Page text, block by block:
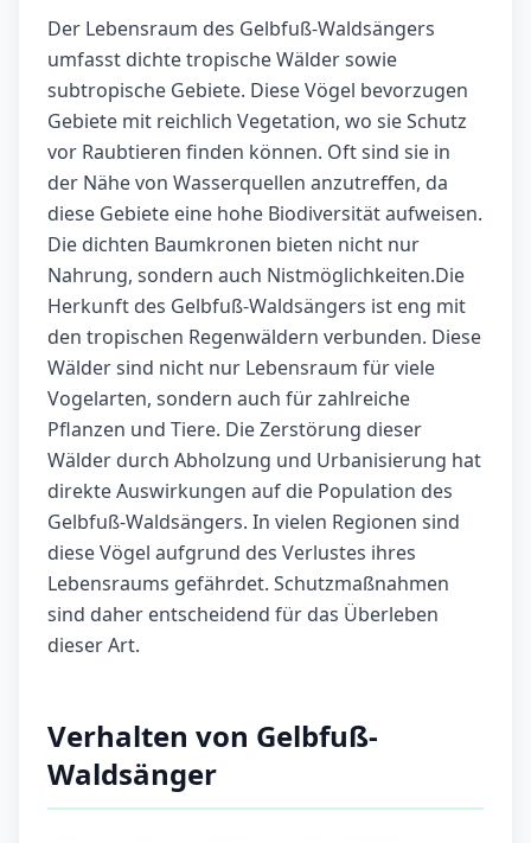
Der Lebensraum des Gelbfuß-Waldsängers
umfasst dichte tropische Wälder sowie
subtropische Gebiete. Diese Vögel bevorzugen
Gebiete mit reichlich Vegetation, wo sie Schutz
vor Raubtieren finden können. Oft sind sie in
der Nähe von Wasserquellen anzutreffen, da
diese Gebiete eine hohe Biodiversität aufweisen.
Die dichten Baumkronen bieten nicht nur
Nahrung, sondern auch Nistmöglichkeiten.Die
Herkunft des Gelbfuß-Waldsängers ist eng mit
den tropischen Regenwäldern verbunden. Diese
Wälder sind nicht nur Lebensraum für viele
Vogelarten, sondern auch für zahlreiche
Pflanzen und Tiere. Die Zerstörung dieser
Wälder durch Abholzung und Urbanisierung hat
direkte Auswirkungen auf die Population des
Gelbfuß-Waldsängers. In vielen Regionen sind
diese Vögel aufgrund des Verlustes ihres
Lebensraums gefährdet. Schutzmaßnahmen
sind daher entscheidend für das Überleben
dieser Art.
Verhalten von Gelbfuß-
Waldsänger